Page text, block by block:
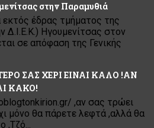
στην Παραμυθιά
εκτός έδρας τμήματος της
Δ.Ι.Ε.Κ.) Ηγουμενίτσας στον
σε απόφαση της Γενικής
ΣΑΣ ΧΕΡΙ ΕΙΝΑΙ ΚΑΛΟ !ΑΝ
ΚΑΚΟ!
,αν σας τρώει
μόνο θα πάρετε λεφτά ,αλλά θα
,Τζό...